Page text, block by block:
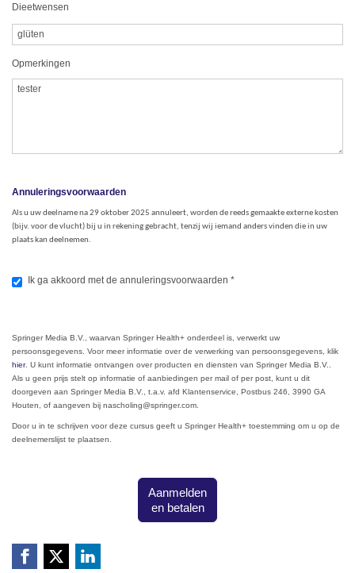
Dieetwensen
Opmerkingen
Annuleringsvoorwaarden
Als u uw deelname na 29 oktober 2025 annuleert, worden de reeds gemaakte externe kosten
(bijv. voor de vlucht) bij u in rekening gebracht, tenzij wij iemand anders vinden die in uw
plaats kan deelnemen.
Ik ga akkoord met de annuleringsvoorwaarden *
Springer Media B.V., waarvan Springer Health+ onderdeel is, verwerkt uw
persoonsgegevens. Voor meer informatie over de verwerking van persoonsgegevens, klik
hier. U kunt informatie ontvangen over producten en diensten van Springer Media B.V..
Als u geen prijs stelt op informatie of aanbiedingen per mail of per post, kunt u dit
doorgeven aan Springer Media B.V., t.a.v. afd Klantenservice, Postbus 246, 3990 GA
Houten, of aangeven bij nascholing@springer.com.
Door u in te schrijven voor deze cursus geeft u Springer Health+ toestemming om u op de
deelnemerslijst te plaatsen.
Aanmelden
en betalen